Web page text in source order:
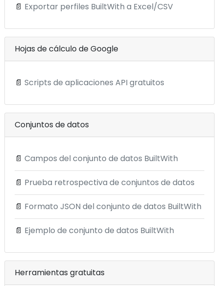
📄 Exportar perfiles BuiltWith a Excel/CSV
Hojas de cálculo de Google
📄 Scripts de aplicaciones API gratuitos
Conjuntos de datos
📄 Campos del conjunto de datos BuiltWith
📄 Prueba retrospectiva de conjuntos de datos
📄 Formato JSON del conjunto de datos BuiltWith
📄 Ejemplo de conjunto de datos BuiltWith
Herramientas gratuitas